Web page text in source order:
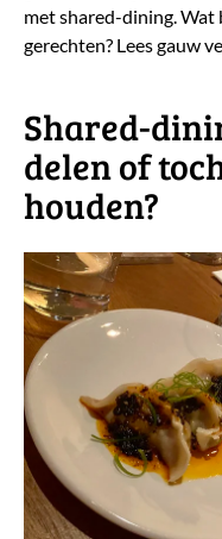
met shared-dining. Wat
gerechten? Lees gauw
Shared-
delen of
houden?